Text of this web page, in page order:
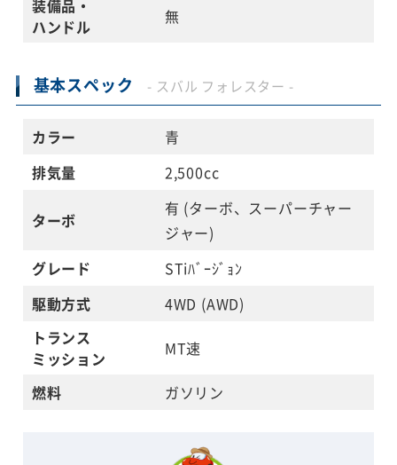
装備品・
ハンドル
無
基本スペック - スバル フォレスター -
カラー
青
排気量
2,500cc
ターボ
有 (ターボ、スーパーチャー
ジャー)
グレード
STiﾊﾞｰｼﾞｮﾝ
駆動方式
4WD (AWD)
トランス
ミッション
MT速
燃料 ガソリン